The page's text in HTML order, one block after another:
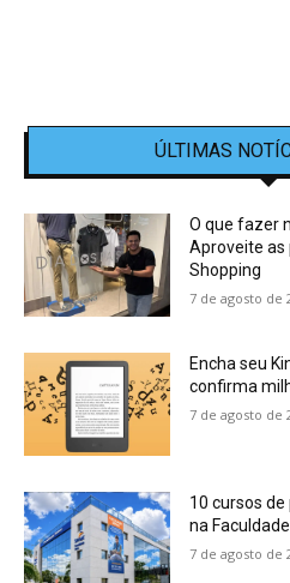
ÚLTIMAS
O que fazer
Aproveite as
Shopping
7 de agosto de
Encha seu
confirma
7 de agosto de
10 cursos
na
7 de agosto de